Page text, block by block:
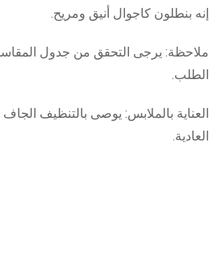
إنه بنطلون كاجوال أنيق ومريح.
ملاحظة: يرجى التحقق من جدول
الطلب.
العناية بالملابس: يوصى بالتنظيف الجاف
العادية.